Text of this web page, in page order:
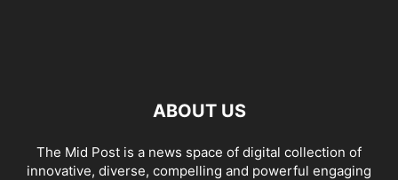
ABOUT US
The Mid Post is a news space of digital collection of
innovative, diverse, compelling and powerful engaging